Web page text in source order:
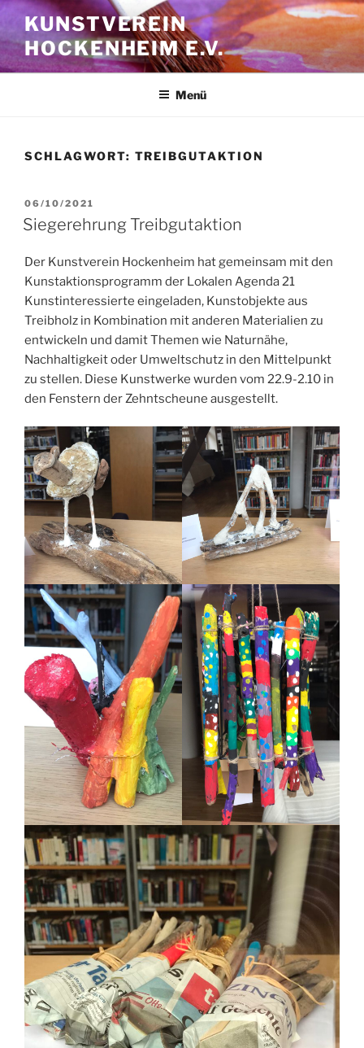
Zum
Inhalt
springen
KUNSTVEREIN
HOCKENHEIM E.V.
Menü
SCHLAGWORT: TREIBGUTAKTION
VERÖFFENTLICHT
AM
06/10/2021
Siegerehrung Treibgutaktion
Der Kunstverein Hockenheim hat gemeinsam mit den
Kunstaktionsprogramm der Lokalen Agenda 21
Kunstinteressierte eingeladen, Kunstobjekte aus
Treibholz in Kombination mit anderen Materialien zu
entwickeln und damit Themen wie Naturnähe,
Nachhaltigkeit oder Umweltschutz in den Mittelpunkt
zu stellen. Diese Kunstwerke wurden vom 22.9-2.10 in
den Fenstern der Zehntscheune ausgestellt.